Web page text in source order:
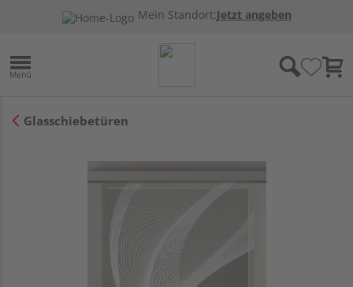
Mein Standort:Jetzt angeben
Glasschiebetüren